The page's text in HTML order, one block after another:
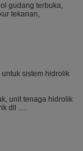
gudang terbuka,
tekanan,
sistem hidrolik
unit tenaga hidrolik
dll .....